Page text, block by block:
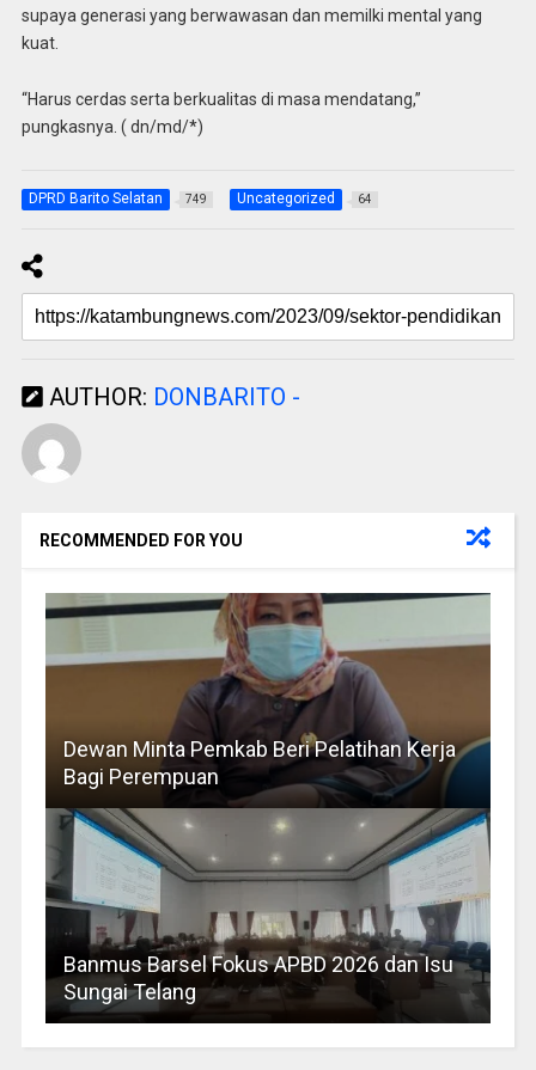
supaya generasi yang berwawasan dan memilki mental yang
kuat.
“Harus cerdas serta berkualitas di masa mendatang,”
pungkasnya. ( dn/md/*)
DPRD Barito Selatan 749 Uncategorized 64
AUTHOR: DONBARITO -
RECOMMENDED FOR YOU
Dewan Minta Pemkab Beri Pelatihan Kerja
Bagi Perempuan
Banmus Barsel Fokus APBD 2026 dan Isu
Sungai Telang